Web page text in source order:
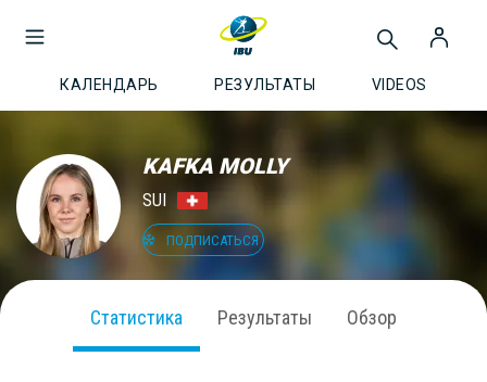
КАЛЕНДАРЬ РЕЗУЛЬТАТЫ VIDEOS
KAFKA MOLLY
SUI
ПОДПИСАТЬСЯ
Статистика Результаты Обзор